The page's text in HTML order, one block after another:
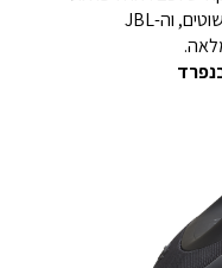
הסוללה הנטענת בשלושה שלבים פשוטים, וה-JBL